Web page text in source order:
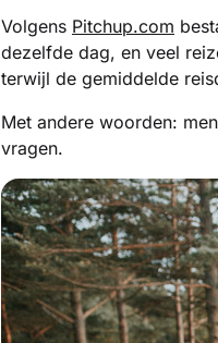
Volgens Pitchup.com
dezelfde dag, en veel
terwijl de gemiddelde
Met andere woorden:
vragen.